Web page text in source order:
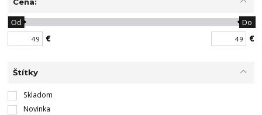
Cena:
€
Od Do
€
Štítky
Skladom
Novinka